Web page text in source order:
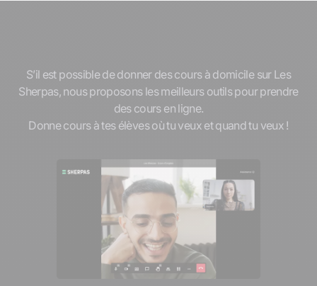
S’il est possible de donner des cours à domicile sur Les
Sherpas, nous proposons les meilleurs outils pour prendre
des cours en ligne.
Donne cours à tes élèves où tu veux et quand tu veux !